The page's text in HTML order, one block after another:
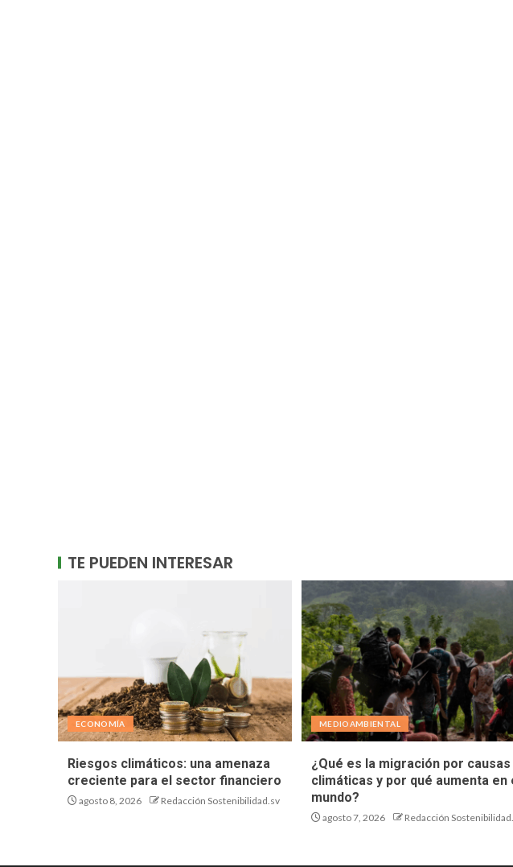
TE PUEDEN INTERESAR
ECONOMÍA
Riesgos climáticos: una amenaza
creciente para el sector financiero
agosto 8, 2026 Redacción Sostenibilidad.sv
MEDIOAMBIENTAL
¿Qué es la migración por causas
climáticas y por qué aumenta en
mundo?
agosto 7, 2026 Redacción